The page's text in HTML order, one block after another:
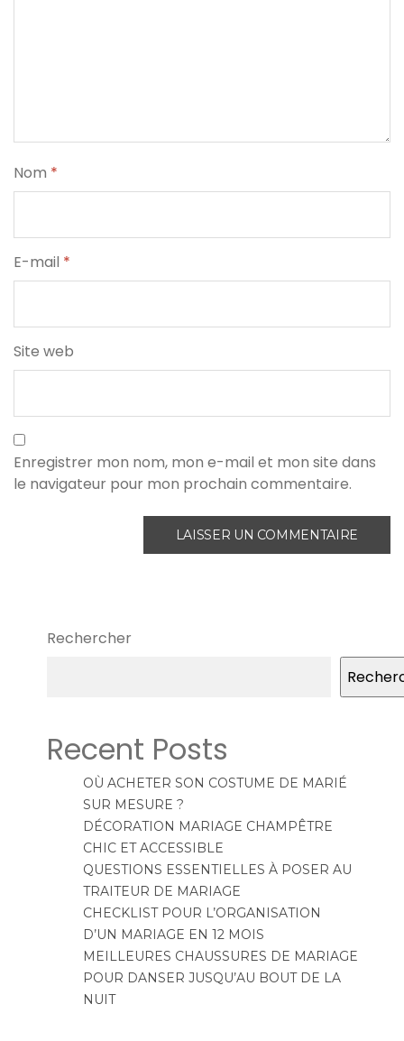
Nom *
E-mail *
Site web
Enregistrer mon nom, mon e-mail et mon site dans
le navigateur pour mon prochain commentaire.
Rechercher
Recent Posts
OÙ ACHETER SON COSTUME DE MARIÉ
SUR MESURE ?
DÉCORATION MARIAGE CHAMPÊTRE
CHIC ET ACCESSIBLE
QUESTIONS ESSENTIELLES À POSER AU
TRAITEUR DE MARIAGE
CHECKLIST POUR L’ORGANISATION
D’UN MARIAGE EN 12 MOIS
MEILLEURES CHAUSSURES DE MARIAGE
POUR DANSER JUSQU’AU BOUT DE LA
NUIT